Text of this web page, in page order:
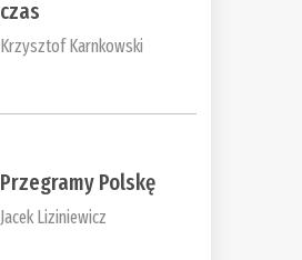
czas
Krzysztof Karnkowski
Przegramy Polskę
Jacek Liziniewicz